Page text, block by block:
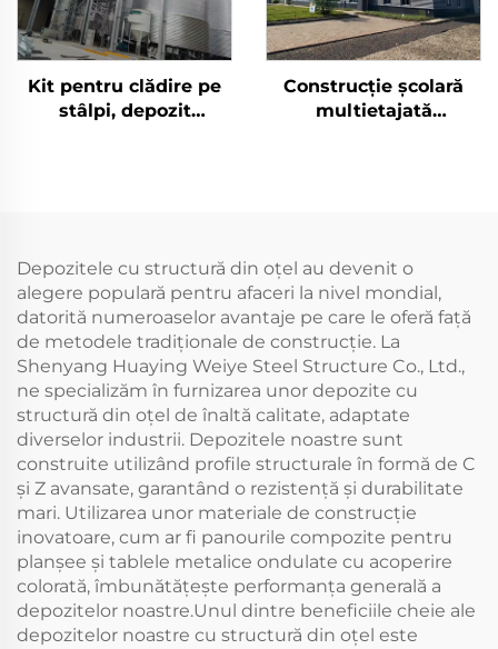
Kit pentru clădire pe
stâlpi, depozit
Construcție școlară
multietajată
Depozitele cu structură din oțel au devenit o
alegere populară pentru afaceri la nivel mondial,
datorită numeroaselor avantaje pe care le oferă față
de metodele tradiționale de construcție. La
Shenyang Huaying Weiye Steel Structure Co., Ltd.,
ne specializăm în furnizarea unor depozite cu
structură din oțel de înaltă calitate, adaptate
diverselor industrii. Depozitele noastre sunt
construite utilizând profile structurale în formă de C
și Z avansate, garantând o rezistență și durabilitate
mari. Utilizarea unor materiale de construcție
inovatoare, cum ar fi panourile compozite pentru
planșee și tablele metalice ondulate cu acoperire
colorată, îmbunătățește performanța generală a
depozitelor noastre.Unul dintre beneficiile cheie ale
depozitelor noastre cu structură din oțel este